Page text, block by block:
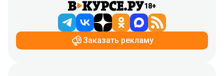
18+
Заказать рекламу